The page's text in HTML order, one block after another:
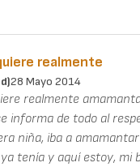
realmente
28 Mayo 2014
realmente
informa de todo al
niña, iba a
tenía y aquí estoy, mi